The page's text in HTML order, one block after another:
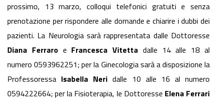
prossimo, 13 marzo, colloqui telefonici gratuiti e senza
prenotazione per rispondere alle domande e chiarire i dubbi dei
pazienti. La Neurologia sarà rappresentata dalle Dottoresse
Diana Ferraroe Francesca Vitetta dalle 14 alle 18 al
numero 0593962251; per la Ginecologia sarà a disposizione la
Professoressa Isabella Neri dalle 10 alle 16 al numero
0594222664; per la Fisioterapia, le Dottoresse Elena Ferrari